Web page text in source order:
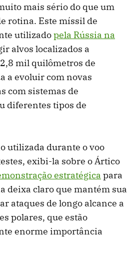
mais sério do que um
rotina. Este míssil de
utilizadopela Rússia na
alvos localizados a
mil quilômetros de
a evoluir com novas
com sistemas de
diferentes tipos de
utilizada durante o voo
exibi-la sobre o Ártico
estratégica para
deixa claro que mantém sua
ataques de longo alcance a
polares, que estão
enorme importância